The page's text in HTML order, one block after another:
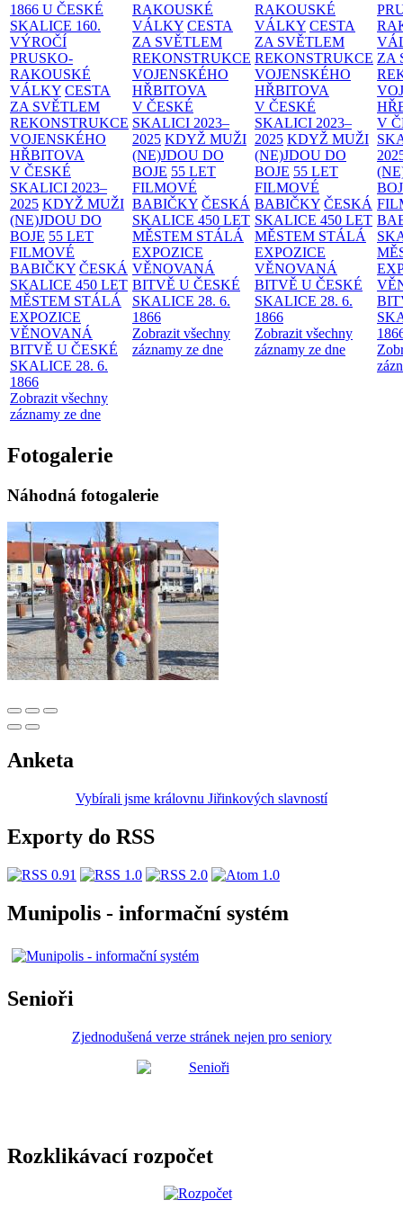
1866 U ČESKÉ
SKALICE 160.
VÝROČÍ
PRUSKO-
RAKOUSKÉ
VÁLKY CESTA
ZA SVĚTLEM
REKONSTRUKCE
VOJENSKÉHO
HŘBITOVA
V ČESKÉ
SKALICI 2023–
2025 KDYŽ MUŽI
(NE)JDOU DO
BOJE 55 LET
FILMOVÉ
BABIČKY ČESKÁ
SKALICE 450 LET
MĚSTEM STÁLÁ
EXPOZICE
VĚNOVANÁ
BITVĚ U ČESKÉ
SKALICE 28. 6.
1866
Zobrazit všechny
záznamy ze dne
RAKOUSKÉ
VÁLKY CESTA
ZA SVĚTLEM
REKONSTRUKCE
VOJENSKÉHO
HŘBITOVA
V ČESKÉ
SKALICI 2023–
2025 KDYŽ MUŽI
(NE)JDOU DO
BOJE 55 LET
FILMOVÉ
BABIČKY ČESKÁ
SKALICE 450 LET
MĚSTEM STÁLÁ
EXPOZICE
VĚNOVANÁ
BITVĚ U ČESKÉ
SKALICE 28. 6.
1866
Zobrazit všechny
záznamy ze dne
RAKOUSKÉ
VÁLKY CESTA
ZA SVĚTLEM
REKONSTRUKCE
VOJENSKÉHO
HŘBITOVA
V ČESKÉ
SKALICI 2023–
2025 KDYŽ MUŽI
(NE)JDOU DO
BOJE 55 LET
FILMOVÉ
BABIČKY ČESKÁ
SKALICE 450 LET
MĚSTEM STÁLÁ
EXPOZICE
VĚNOVANÁ
BITVĚ U ČESKÉ
SKALICE 28. 6.
1866
Zobrazit všechny
záznamy ze dne
ZA
V
Fotogalerie
Náhodná fotogalerie
Anketa
Vybírali jsme královnu Jiřinkových slavností
Exporty do RSS
Munipolis - informační systém
Senioři
Zjednodušená verze stránek nejen pro seniory
Rozklikávací rozpočet